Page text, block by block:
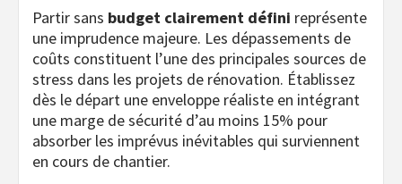
Partir sans budget clairement défini représente
une imprudence majeure. Les dépassements de
coûts constituent l’une des principales sources de
stress dans les projets de rénovation. Établissez
dès le départ une enveloppe réaliste en intégrant
une marge de sécurité d’au moins 15% pour
absorber les imprévus inévitables qui surviennent
en cours de chantier.